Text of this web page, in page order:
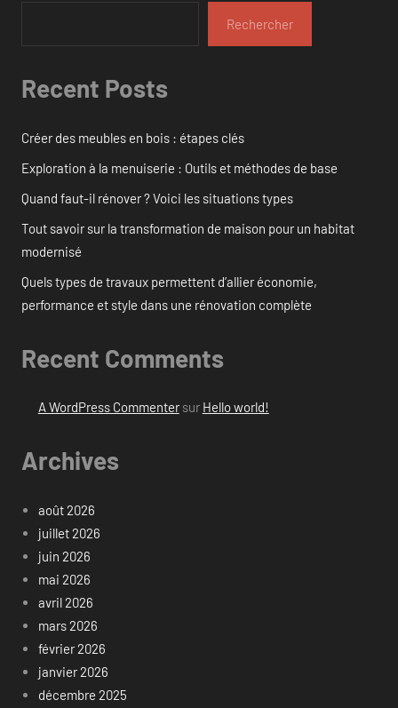
Rechercher
Recent Posts
Créer des meubles en bois : étapes clés
Exploration à la menuiserie : Outils et méthodes de base
Quand faut-il rénover ? Voici les situations types
Tout savoir sur la transformation de maison pour un habitat
modernisé
Quels types de travaux permettent d’allier économie,
performance et style dans une rénovation complète
Recent Comments
A WordPress Commentersur Hello world!
Archives
août 2026
juillet 2026
juin 2026
mai 2026
avril 2026
mars 2026
février 2026
janvier 2026
décembre 2025